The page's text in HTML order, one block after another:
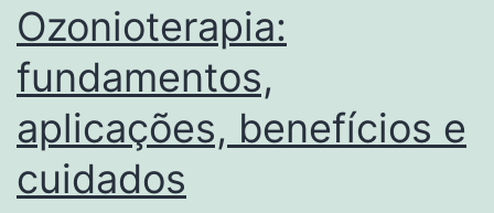
aplicações
Ozonioterapia:
fundamentos,
aplicações, benefícios e
cuidados